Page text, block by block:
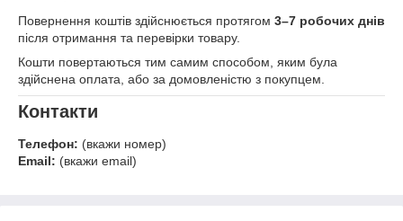
Повернення коштів здійснюється протягом 3–7 робочих днів
після отримання та перевірки товару.
Кошти повертаються тим самим способом, яким була
здійснена оплата, або за домовленістю з покупцем.
Контакти
Телефон: (вкажи номер)
Email: (вкажи email)